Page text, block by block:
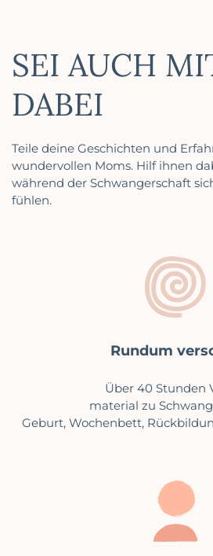
SEI AUCH
DABEI
Teile deine Geschichten und
wundervollen Moms. Hilf ihnen
während der Schwangerschaft
fühlen.
Rundum
Über 40 Stunden
material zu
Geburt, Wochenbett,